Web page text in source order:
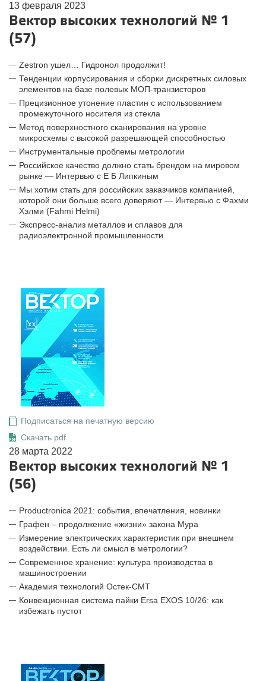
13 февраля 2023
Вектор высоких технологий № 1
(57)
Zestron ушел… Гидронол продолжит!
Тенденции корпусирования и сборки дискретных силовых
элементов на базе полевых МОП-транзисторов
Прецизионное утонение пластин с использованием
промежуточного носителя из стекла
Метод поверхностного сканирования на уровне
микросхемы с высокой разрешающей способностью
Инструментальные проблемы метрологии
Российское качество должно стать брендом на мировом
рынке — Интервью с Е Б Липкиным
Мы хотим стать для российских заказчиков компанией,
которой они больше всего доверяют — Интервью с Фахми
Хэлми (Fahmi Helmi)
Экспресс-анализ металлов и сплавов для
радиоэлектронной промышленности
Подписаться на печатную версию
Скачать pdf
28 марта 2022
Вектор высоких технологий № 1
(56)
Productronica 2021: события, впечатления, новинки
Графен – продолжение «жизни» закона Мура
Измерение электрических характеристик при внешнем
воздействии. Есть ли смысл в метрологии?
Современное хранение: культура производства в
машиностроении
Академия технологий Остек-СМТ
Конвекционная система пайки Ersa EXOS 10/26: как
избежать пустот